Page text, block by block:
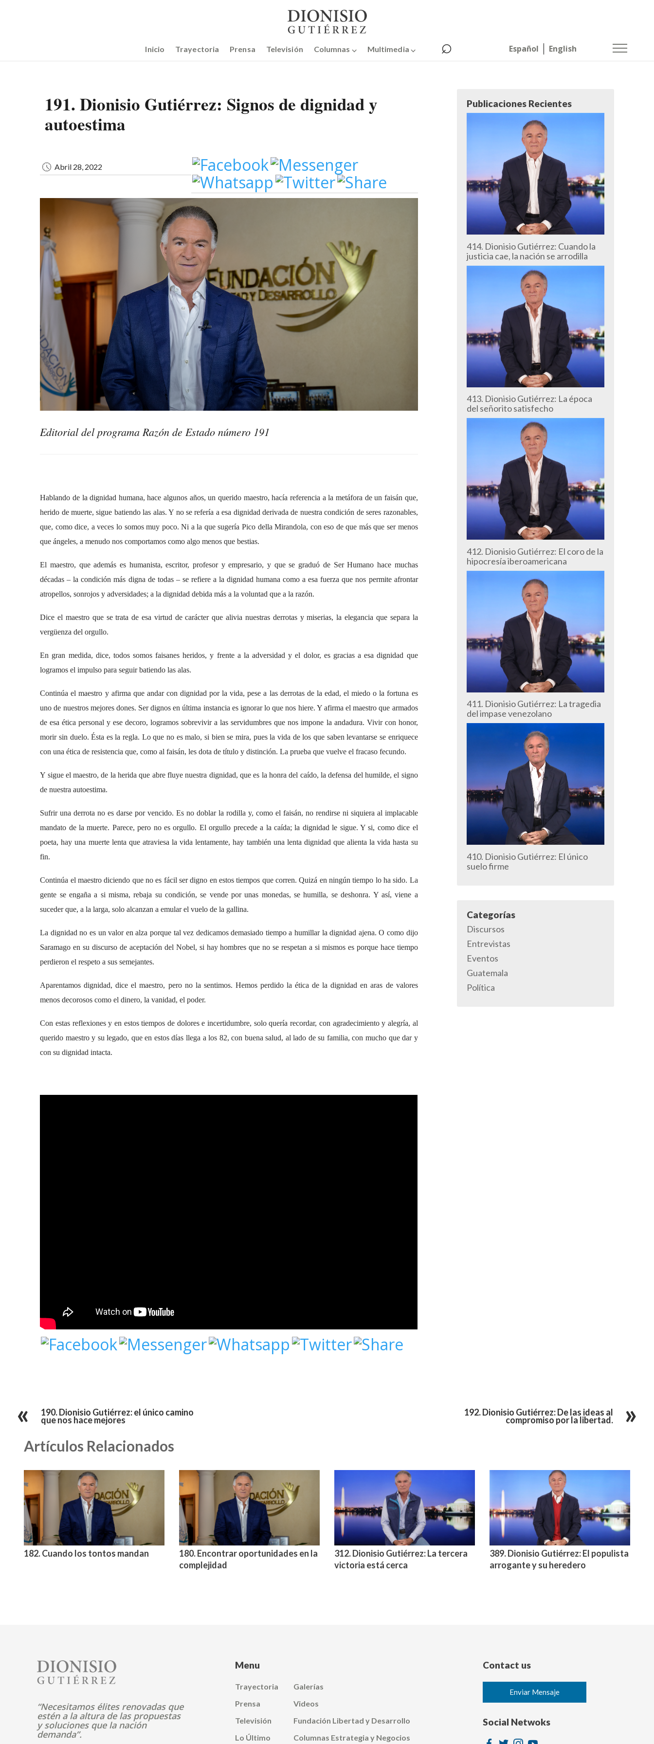
Inicio Trayectoria Prensa Televisión Columnas ⌵ Multimedia ⌵ ⌕ Español English
191. Dionisio Gutiérrez: Signos de dignidad y
autoestima
Abril 28, 2022
Editorial del programa Razón de Estado número 191
Hablando de la dignidad humana, hace algunos años, un querido maestro, hacía referencia a la metáfora de un faisán que,
herido de muerte, sigue batiendo las alas. Y no se refería a esa dignidad derivada de nuestra condición de seres razonables,
que, como dice, a veces lo somos muy poco. Ni a la que sugería Pico della Mirandola, con eso de que más que ser menos
que ángeles, a menudo nos comportamos como algo menos que bestias.
El maestro, que además es humanista, escritor, profesor y empresario, y que se graduó de Ser Humano hace muchas
décadas – la condición más digna de todas – se refiere a la dignidad humana como a esa fuerza que nos permite afrontar
atropellos, sonrojos y adversidades; a la dignidad debida más a la voluntad que a la razón.
Dice el maestro que se trata de esa virtud de carácter que alivia nuestras derrotas y miserias, la elegancia que separa la
vergüenza del orgullo.
En gran medida, dice, todos somos faisanes heridos, y frente a la adversidad y el dolor, es gracias a esa dignidad que
logramos el impulso para seguir batiendo las alas.
Continúa el maestro y afirma que andar con dignidad por la vida, pese a las derrotas de la edad, el miedo o la fortuna es
uno de nuestros mejores dones. Ser dignos en última instancia es ignorar lo que nos hiere. Y afirma el maestro que armados
de esa ética personal y ese decoro, logramos sobrevivir a las servidumbres que nos impone la andadura. Vivir con honor,
morir sin duelo. Ésta es la regla. Lo que no es malo, si bien se mira, pues la vida de los que saben levantarse se enriquece
con una ética de resistencia que, como al faisán, les dota de título y distinción. La prueba que vuelve el fracaso fecundo.
Y sigue el maestro, de la herida que abre fluye nuestra dignidad, que es la honra del caído, la defensa del humilde, el signo
de nuestra autoestima.
Sufrir una derrota no es darse por vencido. Es no doblar la rodilla y, como el faisán, no rendirse ni siquiera al implacable
mandato de la muerte. Parece, pero no es orgullo. El orgullo precede a la caída; la dignidad le sigue. Y si, como dice el
poeta, hay una muerte lenta que atraviesa la vida lentamente, hay también una lenta dignidad que alienta la vida hasta su
fin.
Continúa el maestro diciendo que no es fácil ser digno en estos tiempos que corren. Quizá en ningún tiempo lo ha sido. La
gente se engaña a si misma, rebaja su condición, se vende por unas monedas, se humilla, se deshonra. Y así, viene a
suceder que, a la larga, solo alcanzan a emular el vuelo de la gallina.
La dignidad no es un valor en alza porque tal vez dedicamos demasiado tiempo a humillar la dignidad ajena. O como dijo
Saramago en su discurso de aceptación del Nobel, si hay hombres que no se respetan a si mismos es porque hace tiempo
perdieron el respeto a sus semejantes.
Aparentamos dignidad, dice el maestro, pero no la sentimos. Hemos perdido la ética de la dignidad en aras de valores
menos decorosos como el dinero, la vanidad, el poder.
Con estas reflexiones y en estos tiempos de dolores e incertidumbre, solo quería recordar, con agradecimiento y alegría, al
querido maestro y su legado, que en estos días llega a los 82, con buena salud, al lado de su familia, con mucho que dar y
con su dignidad intacta.
Publicaciones Recientes
414. Dionisio Gutiérrez: Cuando la
justicia cae, la nación se arrodilla
413. Dionisio Gutiérrez: La época
del señorito satisfecho
412. Dionisio Gutiérrez: El coro de la
hipocresía iberoamericana
411. Dionisio Gutiérrez: La tragedia
del impase venezolano
410. Dionisio Gutiérrez: El único
suelo firme
Categorías
Discursos
Entrevistas
Eventos
Guatemala
Política
190. Dionisio Gutiérrez: el único camino
que nos hace mejores
192. Dionisio Gutiérrez: De las ideas al
compromiso por la libertad.
Artículos Relacionados
182. Cuando los tontos mandan
180. Encontrar oportunidades en la
complejidad
312. Dionisio Gutiérrez: La tercera
victoria está cerca
389. Dionisio Gutiérrez: El populista
arrogante y su heredero
Image
“Necesitamos élites renovadas que
estén a la altura de las propuestas
y soluciones que la nación
demanda”.
Menu
Trayectoria
Prensa
Televisión
Lo Último
Galerías
Videos
Fundación Libertad y Desarrollo
Columnas Estrategia y Negocios
Contact us
Enviar Mensaje
Social Netwoks